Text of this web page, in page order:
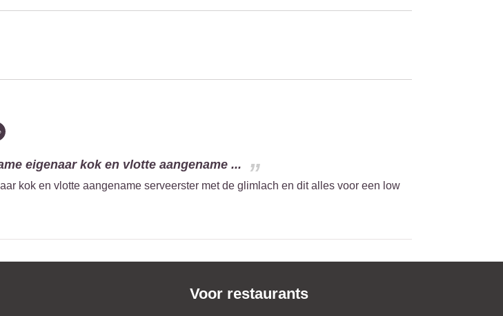
eigenaar kok en vlotte aangename ...
kok en vlotte aangename serveerster met de glimlach en dit alles voor een low
Voor restaurants